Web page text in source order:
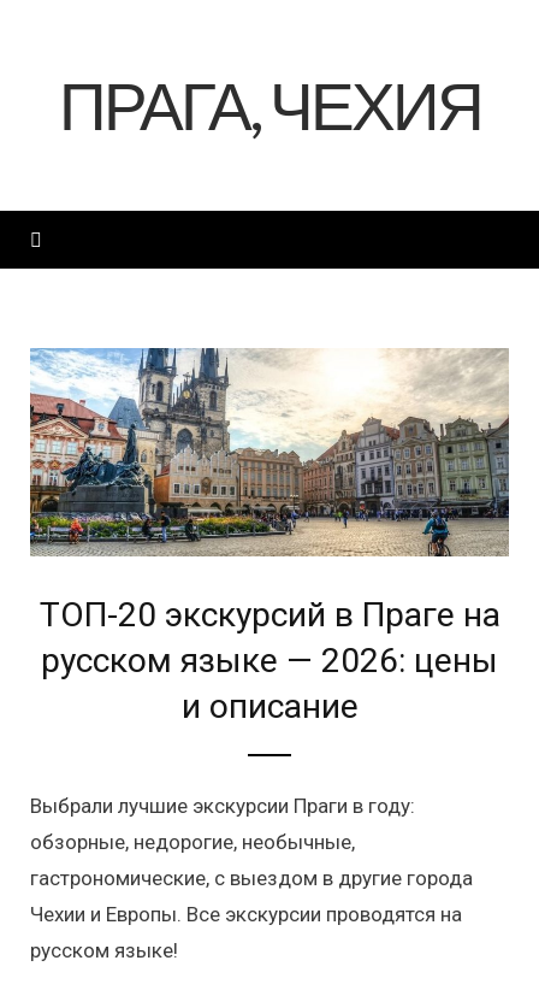
ПРАГА, ЧЕХИЯ
ТОП-20 экскурсий в Праге на
русском языке — 2026: цены
и описание
Выбрали лучшие экскурсии Праги в году:
обзорные, недорогие, необычные,
гастрономические, с выездом в другие города
Чехии и Европы. Все экскурсии проводятся на
русском языке!